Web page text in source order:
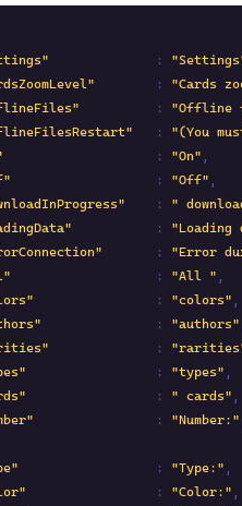
              :
        :
"Cards
          :
"Offline
   :
"(You
                    :
"On"
                   :
"Off"
    :
"
           :
       :
"Error
                   :
"All "
                :
"colors"
               :
"authors"
              :
                 :
"types"
                 :
" cards"
                :
"Number:"
                  :
"Type:"
                 :
"Color:"